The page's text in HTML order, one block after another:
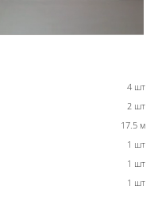
4 шт
2 шт
17.5 м
1 шт
1 шт
1 шт